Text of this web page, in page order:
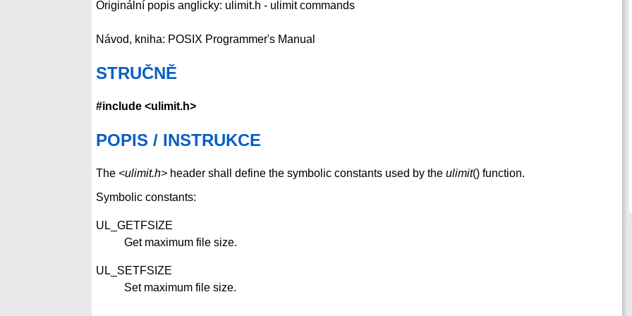
Originální popis anglicky: ulimit.h - ulimit commands
Návod, kniha: POSIX Programmer's Manual
STRUČNĚ
#include <ulimit.h>
POPIS / INSTRUKCE
The <ulimit.h> header shall define the symbolic constants used by the ulimit() function.
Symbolic constants:
UL_GETFSIZE
Get maximum file size.
UL_SETFSIZE
Set maximum file size.